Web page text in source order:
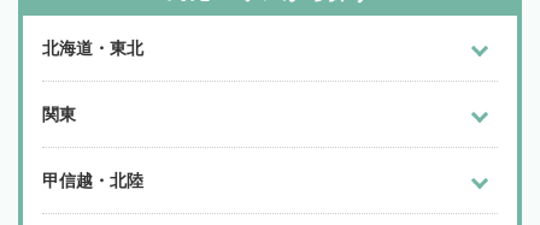
北海道・東北
関東
甲信越・北陸